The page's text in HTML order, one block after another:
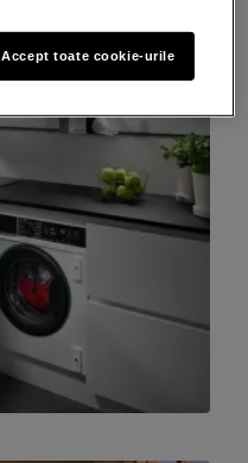
Accept toate cookie-urile